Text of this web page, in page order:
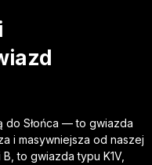
do Słońca — to gwiazda
i masywniejsza od naszej
to gwiazda typu K1V,